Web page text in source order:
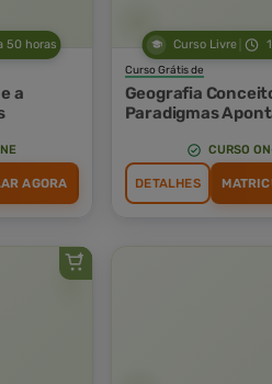
50 horas
a
AGORA
Curso Livre
Curso Grátis de
Geografia
Paradigmas
CURSO
DETALHES